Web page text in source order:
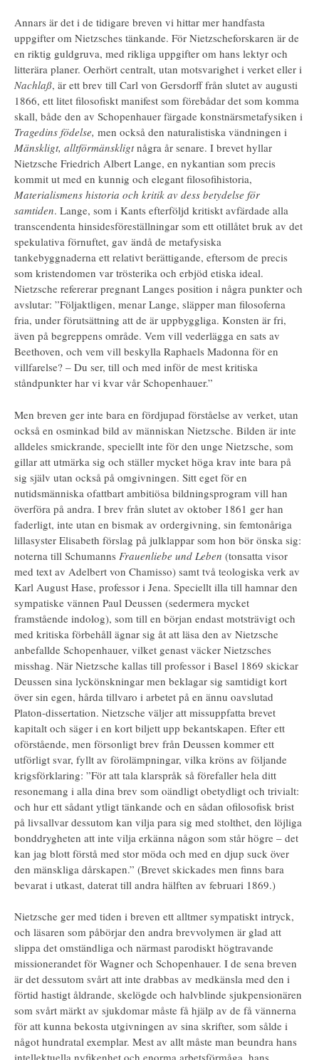
Annars är det i de tidigare breven vi hittar mer handfasta
uppgifter om Nietzsches tänkande. För Nietzscheforskaren är de
en riktig guldgruva, med rikliga uppgifter om hans lektyr och
litterära planer. Oerhört centralt, utan motsvarighet i verket eller i
Nachlaß, är ett brev till Carl von Gersdorff från slutet av augusti
1866, ett litet filosofiskt manifest som förebådar det som komma
skall, både den av Schopenhauer färgade konstnärsmetafysiken i
Tragedins födelse, men också den naturalistiska vändningen i
Mänskligt, alltförmänskligtnågra år senare. I brevet hyllar
Nietzsche Friedrich Albert Lange, en nykantian som precis
kommit ut med en kunnig och elegant filosofihistoria,
Materialismens historia och kritik av dess betydelse för
samtiden. Lange, som i Kants efterföljd kritiskt avfärdade alla
transcendenta hinsidesföreställningar som ett otillåtet bruk av det
spekulativa förnuftet, gav ändå de metafysiska
tankebyggnaderna ett relativt berättigande, eftersom de precis
som kristendomen var trösterika och erbjöd etiska ideal.
Nietzsche refererar pregnant Langes position i några punkter och
avslutar: ”Följaktligen, menar Lange, släpper man filosoferna
fria, under förutsättning att de är uppbyggliga. Konsten är fri,
även på begreppens område. Vem vill vederlägga en sats av
Beethoven, och vem vill beskylla Raphaels Madonna för en
villfarelse? – Du ser, till och med inför de mest kritiska
ståndpunkter har vi kvar vår Schopenhauer.”
Men breven ger inte bara en fördjupad förståelse av verket, utan
också en osminkad bild av människan Nietzsche. Bilden är inte
alldeles smickrande, speciellt inte för den unge Nietzsche, som
gillar att utmärka sig och ställer mycket höga krav inte bara på
sig själv utan också på omgivningen. Sitt eget för en
nutidsmänniska ofattbart ambitiösa bildningsprogram vill han
överföra på andra. I brev från slutet av oktober 1861 ger han
faderligt, inte utan en bismak av ordergivning, sin femtonåriga
lillasyster Elisabeth förslag på julklappar som hon bör önska sig:
noterna till Schumanns Frauenliebe und Leben (tonsatta visor
med text av Adelbert von Chamisso) samt två teologiska verk av
Karl August Hase, professor i Jena. Speciellt illa till hamnar den
sympatiske vännen Paul Deussen (sedermera mycket
framstående indolog), som till en början endast motsträvigt och
med kritiska förbehåll ägnar sig åt att läsa den av Nietzsche
anbefallde Schopenhauer, vilket genast väcker Nietzsches
misshag. När Nietzsche kallas till professor i Basel 1869 skickar
Deussen sina lyckönskningar men beklagar sig samtidigt kort
över sin egen, hårda tillvaro i arbetet på en ännu oavslutad
Platon-dissertation. Nietzsche väljer att missuppfatta brevet
kapitalt och säger i en kort biljett upp bekantskapen. Efter ett
oförstående, men försonligt brev från Deussen kommer ett
utförligt svar, fyllt av förolämpningar, vilka kröns av följande
krigsförklaring: ”För att tala klarspråk så förefaller hela ditt
resonemang i alla dina brev som oändligt obetydligt och trivialt:
och hur ett sådant ytligt tänkande och en sådan ofilosofisk brist
på livsallvar dessutom kan vilja para sig med stolthet, den löjliga
bonddrygheten att inte vilja erkänna någon som står högre – det
kan jag blott förstå med stor möda och med en djup suck över
den mänskliga dårskapen.” (Brevet skickades men finns bara
bevarat i utkast, daterat till andra hälften av februari 1869.)
Nietzsche ger med tiden i breven ett alltmer sympatiskt intryck,
och läsaren som påbörjar den andra brevvolymen är glad att
slippa det omständliga och närmast parodiskt högtravande
missionerandet för Wagner och Schopenhauer. I de sena breven
är det dessutom svårt att inte drabbas av medkänsla med den i
förtid hastigt åldrande, skelögde och halvblinde sjukpensionären
som svårt märkt av sjukdomar måste få hjälp av de få vännerna
för att kunna bekosta utgivningen av sina skrifter, som sålde i
något hundratal exemplar. Mest av allt måste man beundra hans
intellektuella nyfikenhet och enorma arbetsförmåga, hans